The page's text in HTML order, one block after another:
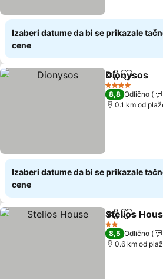
Izaberi datume da bi se prikazale
cene
Deli Dodati
Dionysos
4 Zvezdice
8,8 Odlično
0.1 km od
Izaberi datume da bi se prikazale
cene
Deli Dodati
Stelios
2 Zvezdice
8,5 Odlično
0.6 km od